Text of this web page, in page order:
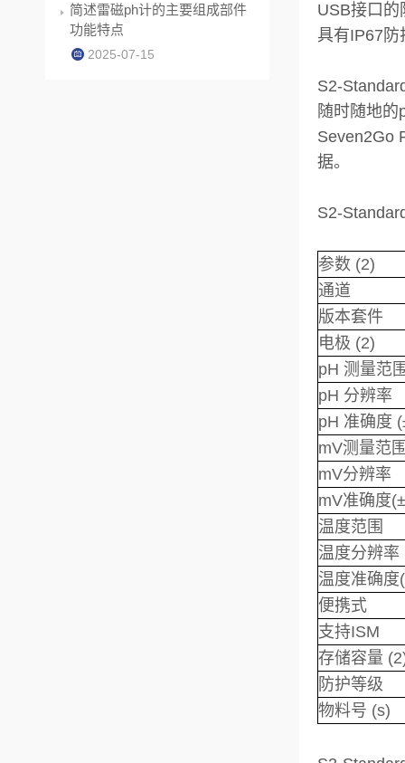
USB接口的
具有IP67
S2-
随时随地
Seven2Go
据。
S2-
参数 (2)
通道
版本套件
电极 (2)
pH 测量范
pH 分辨率
pH 准确度
mV测量范
mV分辨率
mV准确度
温度范围
温度分辨率
温度准确度
便携式
支持ISM
存储容量
防护等级
物料号 (s)
简述雷磁ph计的主要组成部件
功能特点
2025-07-15